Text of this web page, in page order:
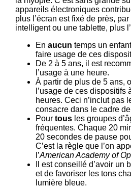
appareils électroniques
plus l’écran est fixé de près,
intelligent ou une tablette, plus
En aucun temps un
faire usage de ces
De 2 à 5 ans, il est
l’usage à une heure.
À partir de plus de 5 ans,
l’usage de ces dispositifs
heures. Ceci n’inclut pas
consacre dans le cadre
Pour tous les groupes
fréquentes. Chaque 20
20 secondes de pause
C’est la règle que l’on
l’American Academy of
Il est conseillé d’avoir un
et de favoriser les tons
lumière bleue.